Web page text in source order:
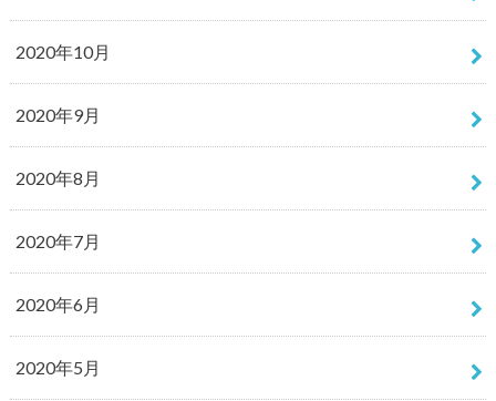
2020年10月
2020年9月
2020年8月
2020年7月
2020年6月
2020年5月